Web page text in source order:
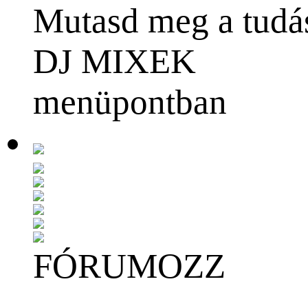
Mutasd meg a
DJ MIXEK
menüpontban
FÓRUMOZZ